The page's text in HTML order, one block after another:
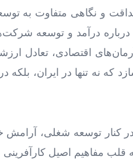
و نگاهی متفاوت به
درباره درآمد و توسعه
اقتصادی، تعادل
نه ‌تنها در ایران، بلکه
توسعه شغلی، آرامش
اصیل کارآفرینی